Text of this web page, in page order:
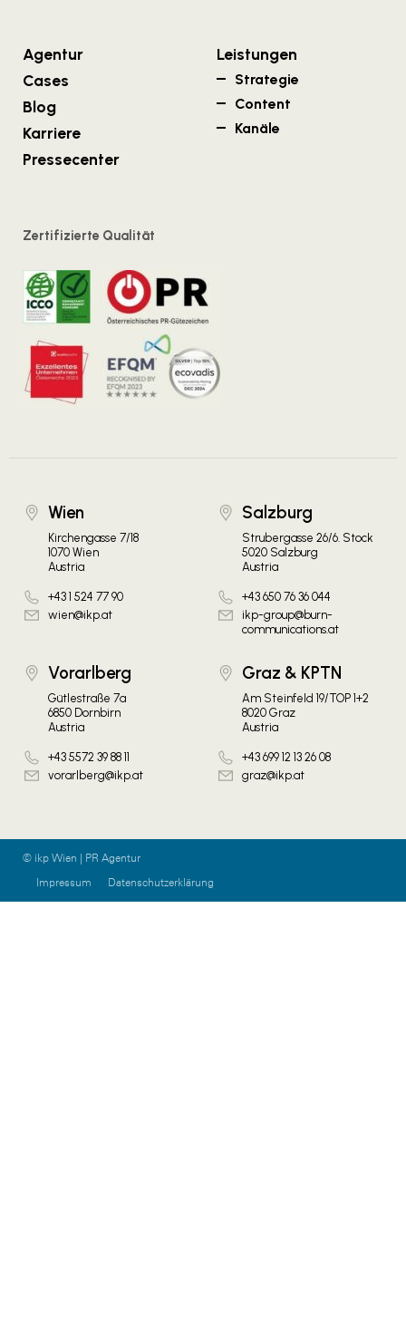
Agentur
Cases
Blog
Karriere
Pressecenter
Leistungen
Strategie
Content
Kanäle
Zertifizierte Qualität
Wien
Kirchengasse 7/18
1070 Wien
Austria
+43 1 524 77 90
wien@ikp.at
Salzburg
Strubergasse 26/6. Stock
5020 Salzburg
Austria
+43 650 76 36 044
ikp-group@burn-
communications.at
Vorarlberg
Gütlestraße 7a
6850 Dornbirn
Austria
+43 5572 39 88 11
vorarlberg@ikp.at
Graz & KPTN
Am Steinfeld 19/TOP 1+2
8020 Graz
Austria
+43 699 12 13 26 08
graz@ikp.at
© ikp Wien | PR Agentur
Impressum
Datenschutzerklärung